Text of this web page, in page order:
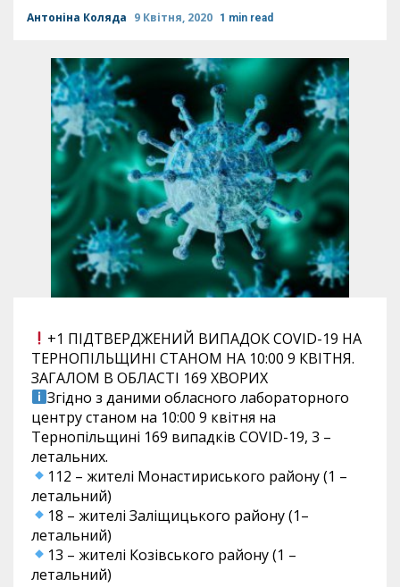
Антоніна Коляда 9 Квітня, 2020 1 min read
+1 ПІДТВЕРДЖЕНИЙ ВИПАДОК COVID-19 НА
ТЕРНОПІЛЬЩИНІ СТАНОМ НА 10:00 9 КВІТНЯ.
ЗАГАЛОМ В ОБЛАСТІ 169 ХВОРИХ
Згідно з даними обласного лабораторного
центру станом на 10:00 9 квітня на
Тернопільщині 169 випадків COVID-19, 3 –
летальних.
112 – жителі Монастириського району (1 –
летальний)
18 – жителі Заліщицького району (1–
летальний)
13 – жителі Козівського району (1 –
летальний)